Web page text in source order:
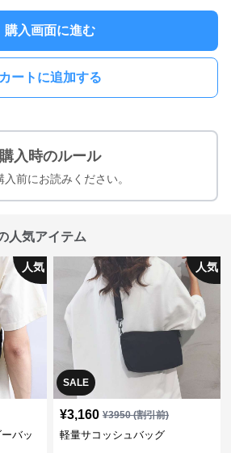
購入画面に進む
カートに追加する
購入時のルール
入前にお読みください。
人気アイテム
人気
バッ
SALE
人気
¥3,160 ¥3950(割引前)
軽量サコッシュバッグ